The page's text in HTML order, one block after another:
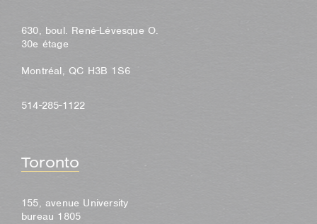
630, boul. René-Lévesque O.
30e étage
Montréal, QC H3B 1S6
514-285-1122
Toronto
155, avenue University
bureau 1805